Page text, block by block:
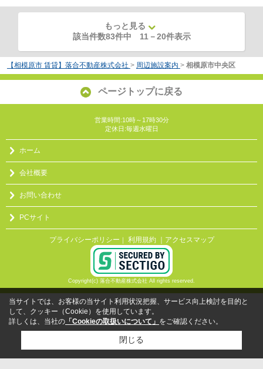
もっと見る
該当件数83件中 11 －20件表示
【相模原市 賃貸】落合不動産株式会社 > 周辺施設案内 > 相模原市中央区
ページトップに戻る
営業時間:10時～17時30分
定休日:毎週水曜日
ホーム
会社概要
お問い合わせ
PCサイト
プライバシーポリシー ｜ 利用規約 ｜アクセスマップ
Copyright(c) 落合不動産株式会社 All rights reserved.
当サイトでは、お客様の当サイト利用状況把握、サービス向上検討を目的と
して、クッキー（Cookie）を使用しています。
詳しくは、当社の 「Cookieの取扱いについて」 をご確認ください。
閉じる